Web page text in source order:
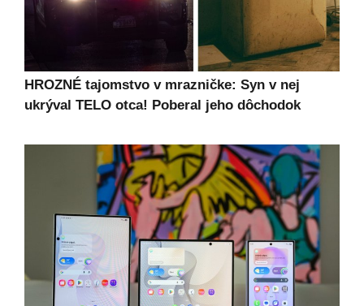
HROZNÉ tajomstvo v mrazničke: Syn v nej
ukrýval TELO otca! Poberal jeho dôchodok